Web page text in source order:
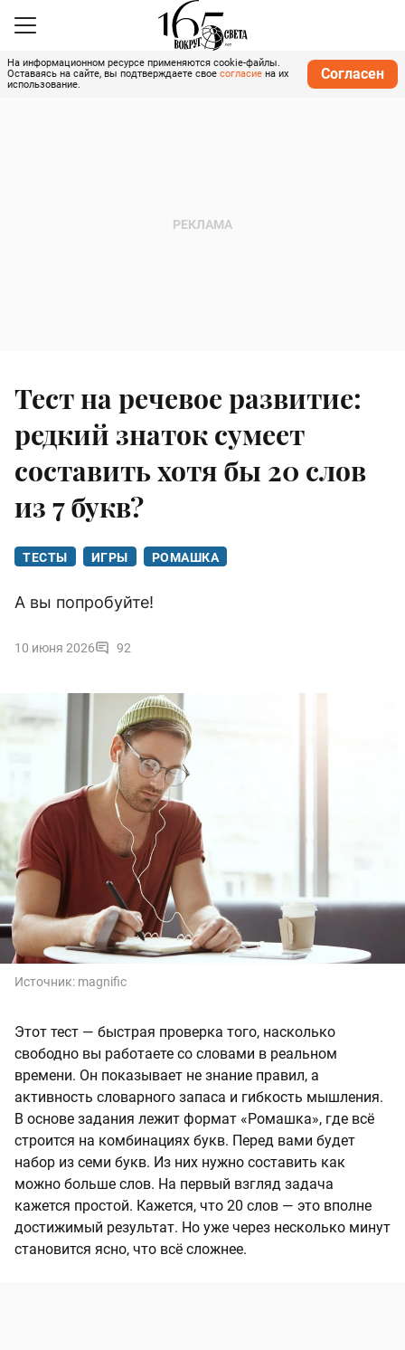
На информационном ресурсе применяются cookie-файлы.
Оставаясь на сайте, вы подтверждаете свое согласие на их
использование.
Согласен
Тест на речевое развитие:
редкий знаток сумеет
составить хотя бы 20 слов
из 7 букв?
ТЕСТЫ ИГРЫ РОМАШКА
А вы попробуйте!
10 июня 2026 92
Источник: magnific
Этот тест — быстрая проверка того, насколько
свободно вы работаете со словами в реальном
времени. Он показывает не знание правил, а
активность словарного запаса и гибкость мышления.
В основе задания лежит формат «Ромашка», где всё
строится на комбинациях букв. Перед вами будет
набор из семи букв. Из них нужно составить как
можно больше слов. На первый взгляд задача
кажется простой. Кажется, что 20 слов — это вполне
достижимый результат. Но уже через несколько минут
становится ясно, что всё сложнее.